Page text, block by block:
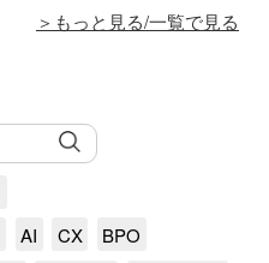
もっと見る/一覧で見る
AI CX
BPO